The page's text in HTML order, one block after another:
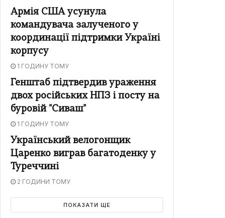
Армія США усунула
командувача залученого у
координації підтримки Україні
корпусу
1 ГОДИНУ ТОМУ
Генштаб підтвердив ураження
двох російських НПЗ і посту на
буровій "Сиваш"
1 ГОДИНУ ТОМУ
Український велогонщик
Царенко виграв багатоденку у
Туреччині
2 ГОДИНИ ТОМУ
ПОКАЗАТИ ЩЕ